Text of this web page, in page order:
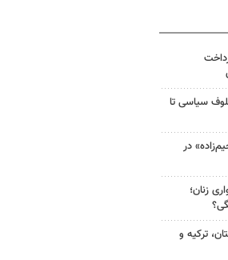
سیاسی تا
در
زنان؛
ترکیه و